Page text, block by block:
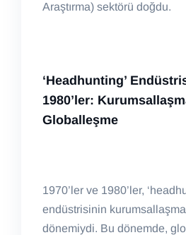
Araştırma) sektörü doğdu.
‘Headhunting’
1980’ler:
Globalleşme
1970’ler ve 1980’ler,
endüstrisinin
dönemiydi. Bu dönemde,